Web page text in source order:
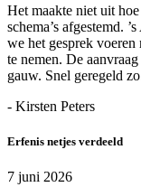
Het maakte niet uit
schema’s afgestemd.
we het gesprek
te nemen. De
gauw. Snel geregeld
- Kirsten Peters
Erfenis netjes verdeeld
7 juni 2026